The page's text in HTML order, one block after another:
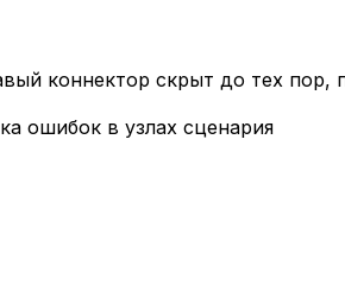
коннектор скрыт до тех
ошибок в узлах сценария